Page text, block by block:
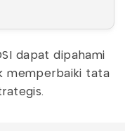
dapat dipahami
memperbaiki tata